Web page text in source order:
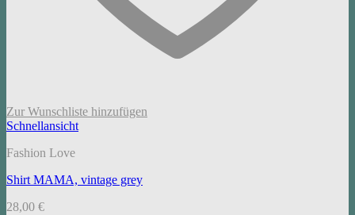
Zur Wunschliste hinzufügen
Schnellansicht
Fashion Love
Shirt MAMA, vintage grey
28,00 €